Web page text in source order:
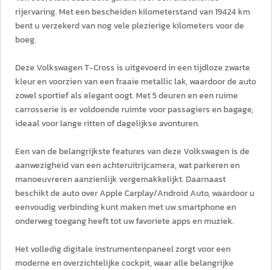
rijervaring. Met een bescheiden kilometerstand van 19424 km
bent u verzekerd van nog vele plezierige kilometers voor de
boeg.
Deze Volkswagen T-Cross is uitgevoerd in een tijdloze zwarte
kleur en voorzien van een fraaie metallic lak, waardoor de auto
zowel sportief als elegant oogt. Met 5 deuren en een ruime
carrosserie is er voldoende ruimte voor passagiers en bagage,
ideaal voor lange ritten of dagelijkse avonturen.
Een van de belangrijkste features van deze Volkswagen is de
aanwezigheid van een achteruitrijcamera, wat parkeren en
manoeuvreren aanzienlijk vergemakkelijkt. Daarnaast
beschikt de auto over Apple Carplay/Android Auto, waardoor u
eenvoudig verbinding kunt maken met uw smartphone en
onderweg toegang heeft tot uw favoriete apps en muziek.
Het volledig digitale instrumentenpaneel zorgt voor een
moderne en overzichtelijke cockpit, waar alle belangrijke